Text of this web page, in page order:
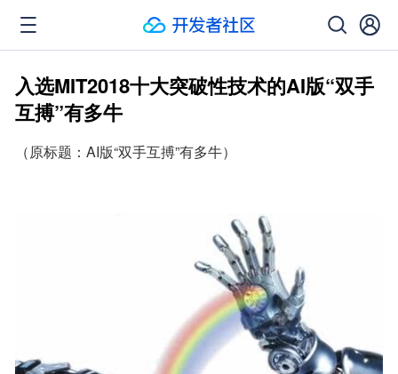
入选MIT2018十大突破性技术的AI版“双手
互搏”有多牛
（原标题：AI版“双手互搏”有多牛）